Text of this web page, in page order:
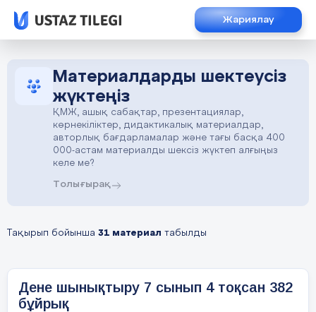
Жариялау
Материалдарды шектеусіз
жүктеңіз
ҚМЖ, ашық сабақтар, презентациялар,
көрнекіліктер, дидактикалық материалдар,
авторлық бағдарламалар және тағы басқа 400
000-астам материалды шексіз жүктеп алғыңыз
келе ме?
Толығырақ
Тақырып бойынша 31 материал табылды
Дене шынықтыру 7 сынып 4 тоқсан 382
бұйрық